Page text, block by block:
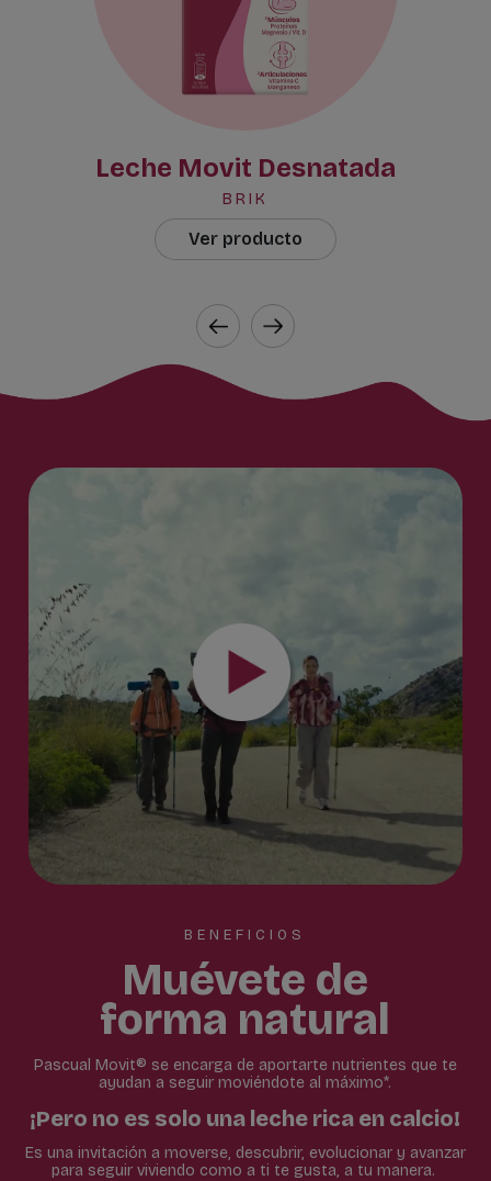
Leche Movit Desnatada
BRIK
Ver producto
BENEFICIOS
Muévete de
forma natural
Pascual Movit® se encarga de aportarte nutrientes que te
ayudan a seguir moviéndote al máximo*.
¡Pero no es solo una leche rica en calcio!
Es una invitación a moverse, descubrir, evolucionar y avanzar
para seguir viviendo como a ti te gusta, a tu manera.